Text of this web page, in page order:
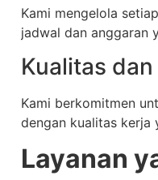
Kami mengelola
jadwal dan anggaran
Kualitas
Kami berkomitmen
dengan kualitas kerja
Layanan